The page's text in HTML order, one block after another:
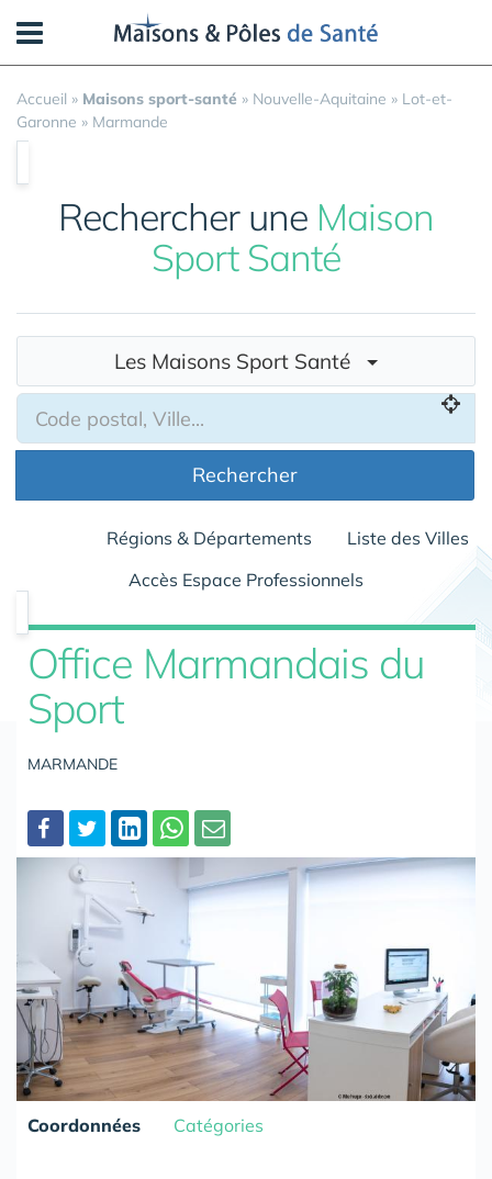
Accueil » Maisons sport-santé » Nouvelle-Aquitaine » Lot-et-
Garonne » Marmande
Rechercher une Maison
Sport Santé
Les Maisons Sport Santé
Rechercher
Régions & Départements
Liste des Villes
Accès Espace Professionnels
Office Marmandais du
Sport
MARMANDE
Partager
Coordonnées Catégories
Panneau de gestion des cookies